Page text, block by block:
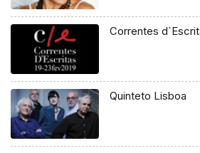
Correntes
Quinteto Lisboa